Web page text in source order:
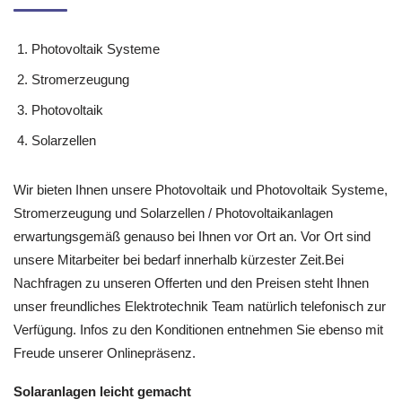
Photovoltaik Systeme
Stromerzeugung
Photovoltaik
Solarzellen
Wir bieten Ihnen unsere Photovoltaik und Photovoltaik Systeme,
Stromerzeugung und Solarzellen / Photovoltaikanlagen
erwartungsgemäß genauso bei Ihnen vor Ort an. Vor Ort sind
unsere Mitarbeiter bei bedarf innerhalb kürzester Zeit.Bei
Nachfragen zu unseren Offerten und den Preisen steht Ihnen
unser freundliches Elektrotechnik Team natürlich telefonisch zur
Verfügung. Infos zu den Konditionen entnehmen Sie ebenso mit
Freude unserer Onlinepräsenz.
Solaranlagen leicht gemacht